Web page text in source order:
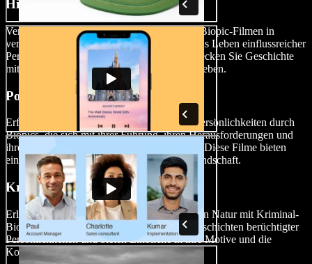
Historische Biopic-Filme
Versetzen Sie Ihr Publikum mit historischen Biopic-Filmen in
verschiedene Epochen. Tauchen Sie ein in das Leben einflussreicher
Persönlichkeiten der Vergangenheit und erwecken Sie Geschichte
mit Authentizität und filmischem Flair zum Leben.
Politische Biopic-Filme
Erforschen Sie die Komplexität politischer Persönlichkeiten durch
Biopics, die sich mit ihrer Führung, ihren Herausforderungen und
ihrem Einfluss auf die Gesellschaft befassen. Diese Filme bieten
einen nuancierten Blick auf die politische Landschaft.
Kriminal-Biopic-Filme
Erleben Sie die dunkle Seite der menschlichen Natur mit Kriminal-
Biopic-Filmen. Diese Filme enthüllen die Geschichten berüchtigter
Persönlichkeiten und bieten Einblicke in ihre Motive und die
Konsequenzen ihrer Handlungen.